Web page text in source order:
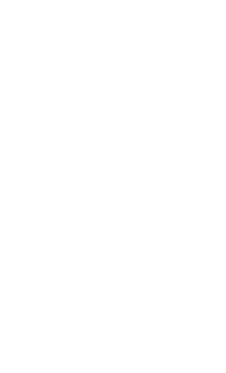
International
of
on SYFY – the
fiction and